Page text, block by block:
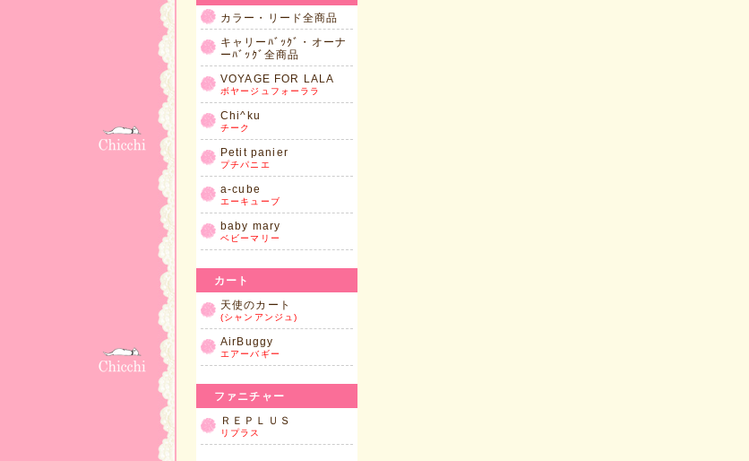
カラー・リード全商品
キャリーﾊﾞｯｸﾞ・オーナ
ーﾊﾞｯｸﾞ全商品
VOYAGE FOR LALA
ボヤージュフォーララ
Chi^ku
チーク
Petit panier
プチパニエ
a-cube
エーキューブ
baby mary
ベビーマリー
カート
天使のカート
(シャンアンジュ)
AirBuggy
エアーバギー
ファニチャー
ＲＥＰＬＵＳ
リプラス